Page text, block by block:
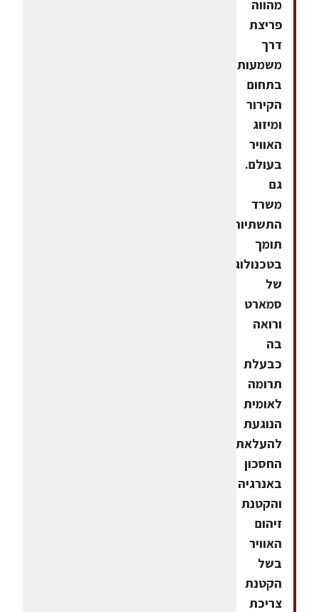
מהווה
פריצת
דרך
משמעותית
בתחום
הקירור
ומיזוג
האוויר
בעולם.
גם
משרד
התשתיות
תומך
בטכנולוגיה
של
סמארט
ורואה
בה
כבעלת
תרומה
לאומית
הנוגעת
להעלאת
החסכון
באנרגיה
והקטנת
זיהום
האוויר
בשל
הקטנת
צריכת